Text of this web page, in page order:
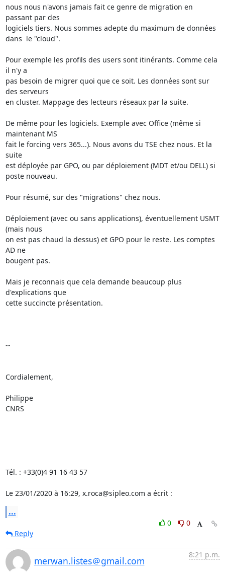
nous nous n'avons jamais fait ce genre de migration en
passant par des
logiciels tiers. Nous sommes adepte du maximum de données
dans  le "cloud".
Pour exemple les profils des users sont itinérants. Comme cela
il n'y a
pas besoin de migrer quoi que ce soit. Les données sont sur
des serveurs
en cluster. Mappage des lecteurs réseaux par la suite.
De même pour les logiciels. Exemple avec Office (même si
maintenant MS
fait le forcing vers 365...). Nous avons du TSE chez nous. Et la
suite
est déployée par GPO, ou par déploiement (MDT et/ou DELL) si
poste nouveau.
Pour résumé, sur des "migrations" chez nous.
Déploiement (avec ou sans applications), éventuellement USMT
(mais nous
on est pas chaud la dessus) et GPO pour le reste. Les comptes
AD ne
bougent pas.
Mais je reconnais que cela demande beaucoup plus
d'explications que
cette succincte présentation.
--
Cordialement,
Philippe
CNRS
Tél. : +33(0)4 91 16 43 57
Le 23/01/2020 à 16:29, x.roca@sipleo.com a écrit :
...
0
0
Reply
merwan.listes＠gmail.com
8:21 p.m.